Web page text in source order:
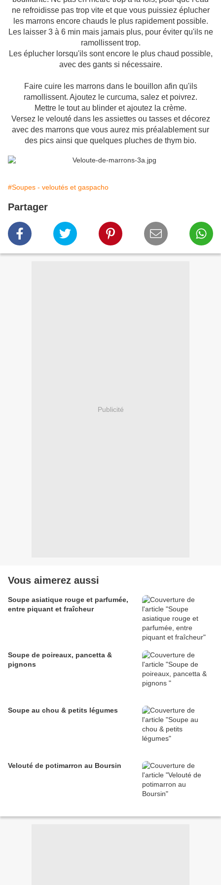
ne refroidisse pas trop vite et que vous puissiez éplucher
les marrons encore chauds le plus rapidement possible.
Les laisser 3 à 6 min mais jamais plus, pour éviter qu'ils ne
ramollissent trop.
Les éplucher lorsqu'ils sont encore le plus chaud possible,
avec des gants si nécessaire.
Faire cuire les marrons dans le bouillon afin qu'ils
ramollissent. Ajoutez le curcuma, salez et poivrez.
Mettre le tout au blinder et ajoutez la crème.
Versez le velouté dans les assiettes ou tasses et décorez
avec des marrons que vous aurez mis préalablement sur
des pics ainsi que quelques pluches de thym bio.
#Soupes - veloutés et gaspacho
Partager
Publicité
Vous aimerez aussi
Soupe asiatique rouge et parfumée,
entre piquant et fraîcheur
Soupe de poireaux, pancetta &
pignons
Soupe au chou & petits légumes
Velouté de potimarron au Boursin